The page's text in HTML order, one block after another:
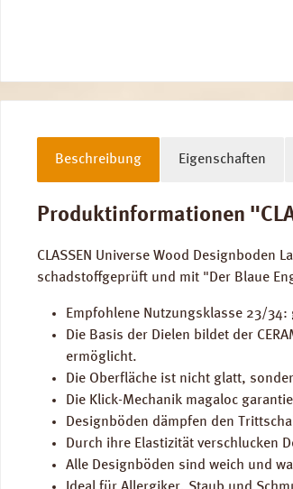
Beschreibung Eigenschaften
Produktinformationen
CLASSEN Universe Wood Designboden
schadstoffgeprüft und mit "Der Blaue
Empfohlene Nutzungsklasse 23/
Die Basis der Dielen bildet der
ermöglicht.
Die Oberfläche ist nicht glatt,
Die Klick-Mechanik magaloc
Designböden dämpfen den
Durch ihre Elastizität verschlucken
Alle Designböden sind weich und